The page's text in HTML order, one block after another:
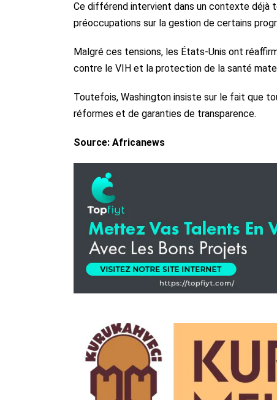
Ce différend intervient dans un contexte déjà
préoccupations sur la gestion de certains
Malgré ces tensions, les États-Unis ont
contre le VIH et la protection de la santé
Toutefois, Washington insiste sur le fait que
réformes et de garanties de transparence.
Source: Africanews